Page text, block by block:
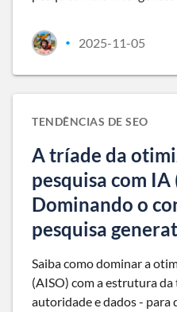
• 2025-11-05
TENDÊNCIAS DE SEO
A tríade da
pesquisa com IA
Dominando o
pesquisa
Saiba como dominar a
(AISO) com a estrutura
autoridade e dados - para